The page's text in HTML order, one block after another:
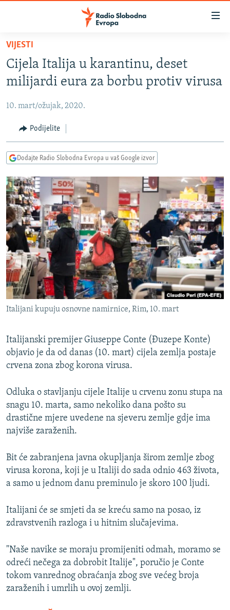
Pređite
glavni
sadržaj
na
navigaciju
Pređite
na
VIJESTI
BOSNA I HERCEGOVINA
SRBIJA
KOSOVO
CRNA GORA
VIDEO
FOTOGALERIJE
INFOGRAFIKE
PODCASTI
RAT U UKRAJINI
KINA NA BALKANU
RSE PRIČE IZ SVIJETA
ISPRIČAJ MI
DNEVNO@RSE
SPECIJALI RSE
VIŠE OD NASLOVA
GENOCID U SREBRENICI
POPLAVE I KLIZIŠTA U BIH 2024.
TV LIBERTY
POST SCRIPTUM
MOJA EVROPA
TRI DECENIJE OD RATA U BIH
SVE KARTE DEJTONA
PRATITE NAS
Sve RFE/RL stranice
VIJESTI
Cijela Italija u karantinu, deset
milijardi eura za borbu protiv virusa
10. mart/ožujak, 2020.
Podijelite
Dodajte Radio Slobodna Evropa u vaš Google izvor
Italijani kupuju osnovne namirnice, Rim, 10. mart
Italijanski premijer Giuseppe Conte (Đuzepe Konte)
objavio je da od danas (10. mart) cijela zemlja postaje
crvena zona zbog korona virusa.
Odluka o stavljanju cijele Italije u crvenu zonu stupa na
snagu 10. marta, samo nekoliko dana pošto su
drastične mjere uvedene na sjeveru zemlje gdje ima
najviše zaraženih.
Bit će zabranjena javna okupljanja širom zemlje zbog
virusa korona, koji je u Italiji do sada odnio 463 života,
a samo u jednom danu preminulo je skoro 100 ljudi.
Italijani će se smjeti da se kreću samo na posao, iz
zdravstvenih razloga i u hitnim slučajevima.
"Naše navike se moraju promijeniti odmah, moramo se
odreći nečega za dobrobit Italije", poručio je Conte
tokom vanrednog obraćanja zbog sve većeg broja
zaraženih i umrlih u ovoj zemlji.